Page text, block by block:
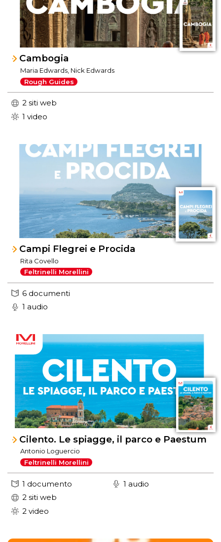
Cambogia
Maria Edwards, Nick Edwards
Rough Guides
2 siti web
1 video
Campi Flegrei e Procida
Rita Covello
Feltrinelli Morellini
6 documenti
1 audio
Cilento. Le spiagge, il parco e Paestum
Antonio Loguercio
Feltrinelli Morellini
1 documento
2 siti web
2 video
1 audio